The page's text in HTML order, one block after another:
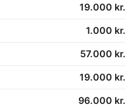
19.000 kr.
1.000 kr.
57.000 kr.
19.000 kr.
96.000 kr.